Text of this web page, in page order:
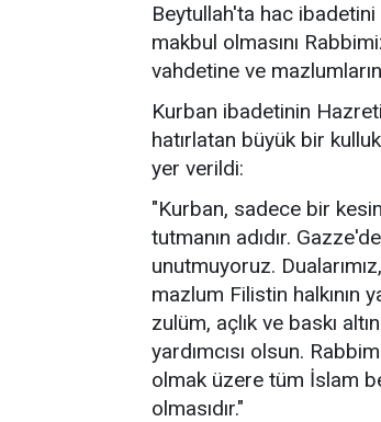
Beytullah'ta hac ibadetini
makbul olmasını
vahdetine ve
Kurban ibadetinin
hatırlatan büyük bir
yer verildi:
"Kurban, sadece bir
tutmanın adıdır.
unutmuyoruz.
mazlum Filistin halkının
zulüm, açlık ve baskı
yardımcısı olsun.
olmak üzere tüm İslam
olmasıdır."